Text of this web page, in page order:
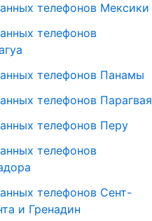
телефонов Мексики
телефонов
телефонов Панамы
телефонов Парагвая
телефонов Перу
телефонов
телефонов Сент-
и Гренадин